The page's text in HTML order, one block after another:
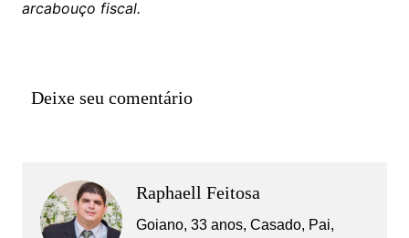
arcabouço fiscal.
Deixe seu comentário
Raphaell Feitosa
Goiano, 33 anos, Casado, Pai,